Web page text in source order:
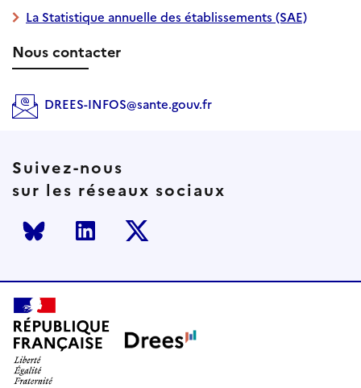
La Statistique annuelle des établissements (SAE)
Nous contacter
DREES-INFOS@sante.gouv.fr
Suivez-nous
sur les réseaux sociaux
Bluesky LinkedInTwitter